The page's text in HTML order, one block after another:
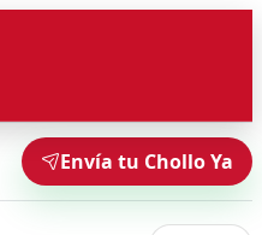
Envía tu Chollo Ya